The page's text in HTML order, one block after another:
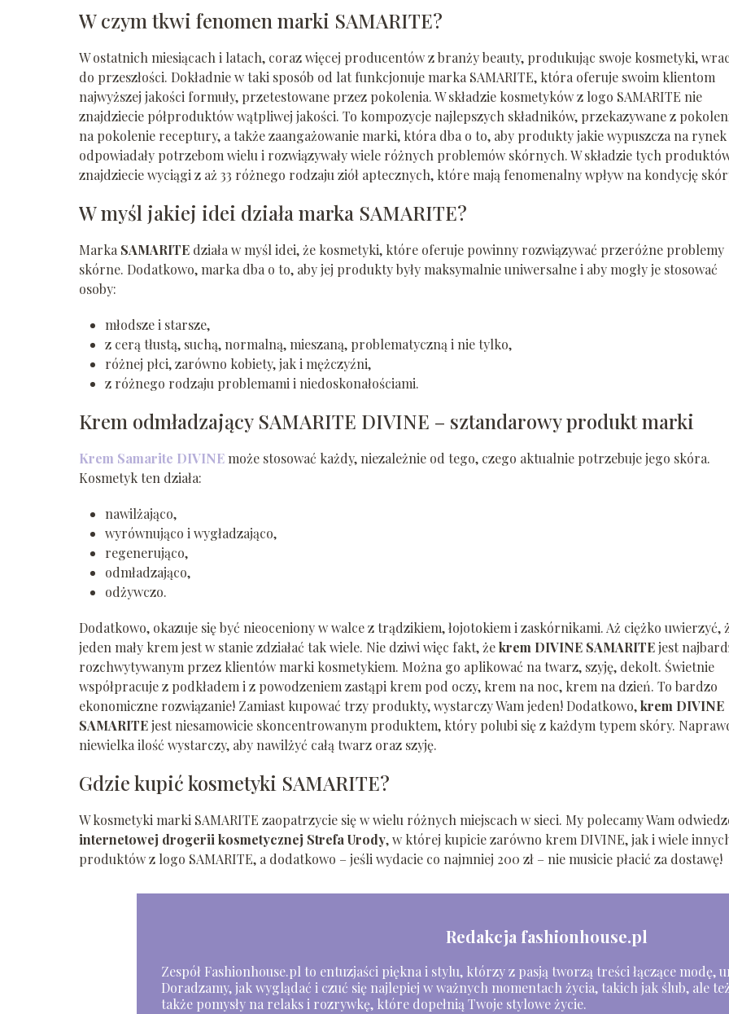
W czym tkwi fenomen marki SAMARITE?
W ostatnich miesiącach i latach, coraz więcej producentów z branży beauty, produkując swoje kosmetyki,
do przeszłości. Dokładnie w taki sposób od lat funkcjonuje marka SAMARITE, która oferuje swoim klientom
najwyższej jakości formuły, przetestowane przez pokolenia. W składzie kosmetyków z logo SAMARITE nie
znajdziecie półproduktów wątpliwej jakości. To kompozycje najlepszych składników, przekazywane z
na pokolenie receptury, a także zaangażowanie marki, która dba o to, aby produkty jakie wypuszcza na rynek
odpowiadały potrzebom wielu i rozwiązywały wiele różnych problemów skórnych. W składzie tych
znajdziecie wyciągi z aż 33 różnego rodzaju ziół aptecznych, które mają fenomenalny wpływ na kondycję
W myśl jakiej idei działa marka SAMARITE?
MarkaSAMARITE działa w myśl idei, że kosmetyki, które oferuje powinny rozwiązywać przeróżne problemy
skórne. Dodatkowo, marka dba o to, aby jej produkty były maksymalnie uniwersalne i aby mogły je stosować
osoby:
młodsze i starsze,
z cerą tłustą, suchą, normalną, mieszaną, problematyczną i nie tylko,
różnej płci, zarówno kobiety, jak i mężczyźni,
z różnego rodzaju problemami i niedoskonałościami.
Krem odmładzający SAMARITE DIVINE – sztandarowy produkt marki
Krem Samarite DIVINEmoże stosować każdy, niezależnie od tego, czego aktualnie potrzebuje jego skóra.
Kosmetyk ten działa:
nawilżająco,
wyrównująco i wygładzająco,
regenerująco,
odmładzająco,
odżywczo.
Dodatkowo, okazuje się być nieoceniony w walce z trądzikiem, łojotokiem i zaskórnikami. Aż ciężko uwierzyć,
jeden mały krem jest w stanie zdziałać tak wiele. Nie dziwi więc fakt, żekrem DIVINE SAMARITEjest
rozchwytywanym przez klientów marki kosmetykiem. Można go aplikować na twarz, szyję, dekolt. Świetnie
współpracuje z podkładem i z powodzeniem zastąpi krem pod oczy, krem na noc, krem na dzień. To bardzo
ekonomiczne rozwiązanie! Zamiast kupować trzy produkty, wystarczy Wam jeden! Dodatkowo,krem DIVINE
SAMARITEjest niesamowicie skoncentrowanym produktem, który polubi się z każdym typem skóry.
niewielka ilość wystarczy, aby nawilżyć całą twarz oraz szyję.
Gdzie kupić kosmetyki SAMARITE?
W kosmetyki marki SAMARITE zaopatrzycie się w wielu różnych miejscach w sieci. My polecamy Wam
internetowej drogerii kosmetycznej Strefa Urody, w której kupicie zarówno krem DIVINE, jak i wiele
produktów z logo SAMARITE, a dodatkowo – jeśli wydacie co najmniej 200 zł – nie musicie płacić za dostawę!
Redakcja fashionhouse.pl
Zespół Fashionhouse.pl to entuzjaści piękna i stylu, którzy z pasją tworzą treści łączące modę,
Doradzamy, jak wyglądać i czuć się najlepiej w ważnych momentach życia, takich jak ślub, ale
także pomysły na relaks i rozrywkę, które dopełnią Twoje stylowe życie.